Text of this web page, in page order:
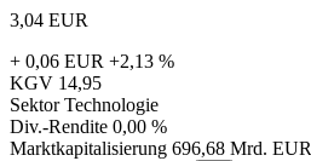
3,04 EUR
+ 0,06 EUR +2,13 %
KGV 14,95
Sektor Technologie
Div.-Rendite 0,00 %
Marktkapitalisierung 696,68 Mrd. EUR